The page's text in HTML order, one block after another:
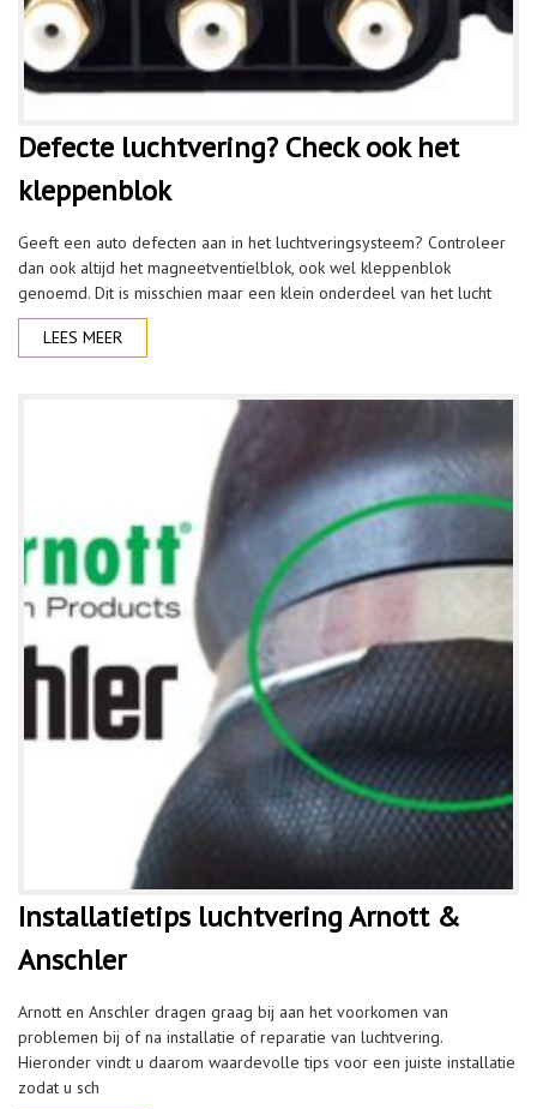
Defecte luchtvering? Check ook het
kleppenblok
Geeft een auto defecten aan in het luchtveringsysteem? Controleer
dan ook altijd het magneetventielblok, ook wel kleppenblok
genoemd. Dit is misschien maar een klein onderdeel van het lucht
LEES MEER
Installatietips luchtvering Arnott &
Anschler
Arnott en Anschler dragen graag bij aan het voorkomen van
problemen bij of na installatie of reparatie van luchtvering.
Hieronder vindt u daarom waardevolle tips voor een juiste installatie
zodat u sch